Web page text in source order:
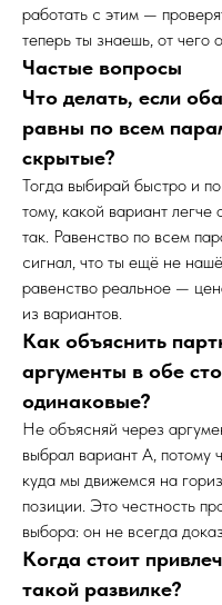
работать с этим —
теперь ты знаешь, от чего
Частые вопросы
Что делать, если
равны по всем
скрытые?
Тогда выбирай быстро и
тому, какой вариант легче
так. Равенство по всем
сигнал, что ты ещё не
равенство реальное —
из вариантов.
Как объяснить
аргументы в обе
одинаковые?
Не объясняй через
выбрал вариант А, потому
куда мы движемся на
позиции. Это честность
выбора: он не всегда
Когда стоит
такой развилке?